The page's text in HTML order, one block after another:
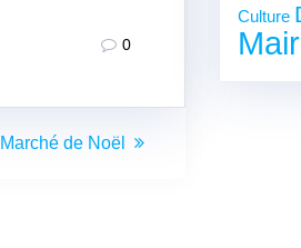
0
Article
Marché de Noël
Culture